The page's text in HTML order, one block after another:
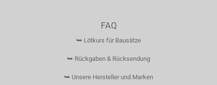
FAQ
⮩ Lötkurs für Bausätze
⮩ Rückgaben & Rücksendung
⮩ Unsere Hersteller und Marken